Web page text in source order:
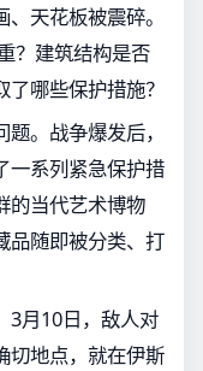
天花板被震碎。
？建筑结构是否
哪些保护措施？
。战争爆发后，
一系列紧急保护措
的当代艺术博物
品随即被分类、打
3月10日，敌人对
切地点，就在伊斯